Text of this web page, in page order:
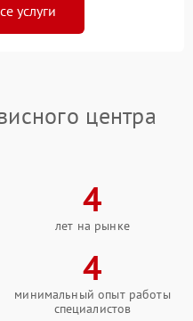
услуги
центра
4
лет на рынке
4
минимальный опыт работы
специалистов